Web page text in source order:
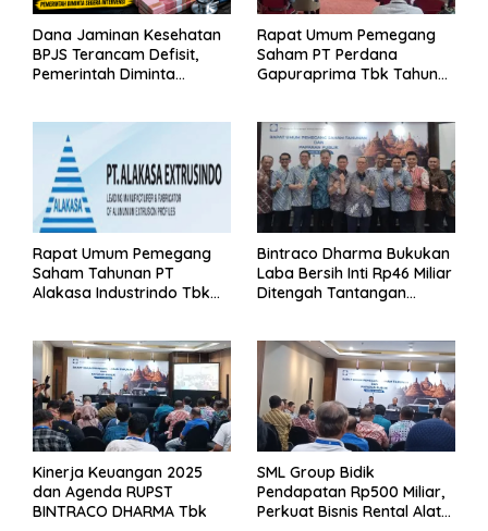
Dana Jaminan Kesehatan
BPJS Terancam Defisit,
Pemerintah Diminta
Rapat Umum Pemegang
Saham PT Perdana
Gapuraprima Tbk Tahun
Rapat Umum Pemegang
Saham Tahunan PT
Alakasa Industrindo Tbk
Bintraco Dharma Bukukan
Laba Bersih Inti Rp46 Miliar
Ditengah Tantangan
Kinerja Keuangan 2025
dan Agenda RUPST
BINTRACO DHARMA Tbk
SML Group Bidik
Pendapatan Rp500 Miliar,
Perkuat Bisnis Rental Alat